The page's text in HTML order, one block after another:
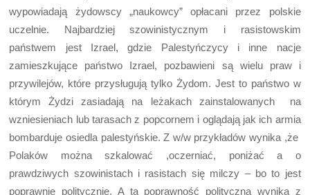
wypowiadają żydowscy „naukowcy” opłacani przez polskie
uczelnie. Najbardziej szowinistycznym i rasistowskim
państwem jest Izrael, gdzie Palestyńczycy i inne nacje
zamieszkujące państwo Izrael, pozbawieni są wielu praw i
przywilejów, które przysługują tylko Żydom. Jest to państwo w
którym Żydzi zasiadają na leżakach zainstalowanych na
wzniesieniach lub tarasach z popcornem i oglądają jak ich armia
bombarduje osiedla palestyńskie. Z w/w przykładów wynika ,że
Polaków można szkalować ,oczerniać, poniżać a o
prawdziwych szowinistach i rasistach się milczy – bo to jest
poprawnie politycznie. A ta poprawność polityczna wynika z